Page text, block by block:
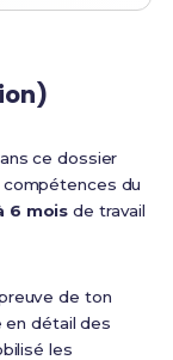
ce dossier
du
6 mois de travail
de ton
en détail des
les